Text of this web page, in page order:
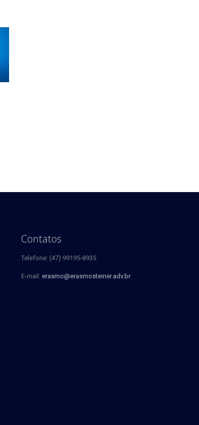
Contatos
Telefone: (47) 99195-8935
E-mail: erasmo@erasmosteiner.adv.br